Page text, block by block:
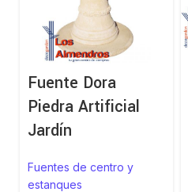
Fuente Dora
Piedra Artificial
Jardín
Fuentes de centro y
estanques